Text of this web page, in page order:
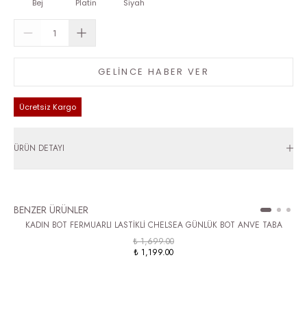
Bej Platin Siyah
GELİNCE HABER VER
Ücretsiz Kargo
ÜRÜN DETAYI
BENZER ÜRÜNLER
KADIN BOT FERMUARLI LASTİKLİ CHELSEA GÜNLÜK BOT ANVE TABA
₺ 1,699.00
₺ 1,199.00